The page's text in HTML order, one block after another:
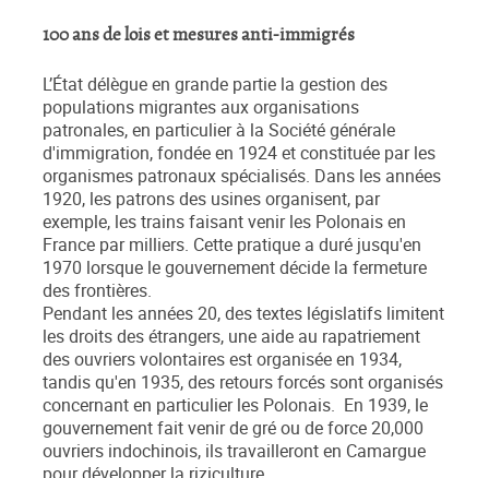
100 ans de lois et mesures anti-immigrés
L’État délègue en grande partie la gestion des
populations migrantes aux organisations
patronales, en particulier à la Société générale
d'immigration, fondée en 1924 et constituée par les
organismes patronaux spécialisés. Dans les années
1920, les patrons des usines organisent, par
exemple, les trains faisant venir les Polonais en
France par milliers. Cette pratique a duré jusqu'en
1970 lorsque le gouvernement décide la fermeture
des frontières.
Pendant les années 20, des textes législatifs limitent
les droits des étrangers, une aide au rapatriement
des ouvriers volontaires est organisée en 1934,
tandis qu'en 1935, des retours forcés sont organisés
concernant en particulier les Polonais. En 1939, le
gouvernement fait venir de gré ou de force 20,000
ouvriers indochinois, ils travailleront en Camargue